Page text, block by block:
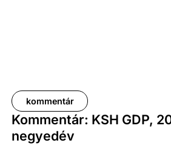
kommentár
Kommentár: KSH GDP,
negyedév